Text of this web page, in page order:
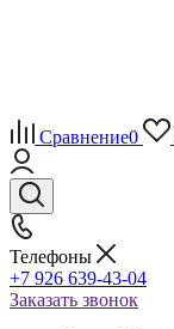
Сравнение0
Телефоны
+7 926 639-43-04
Заказать звонок